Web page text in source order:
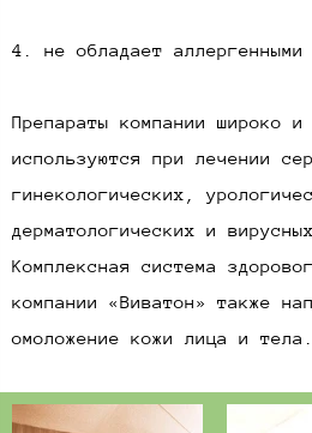
4. не обладает аллергенными
Препараты компании широко и
используются при лечении
гинекологических,
дерматологических и
Комплексная система
компании «Виватон» также
омоложение кожи лица и тела.